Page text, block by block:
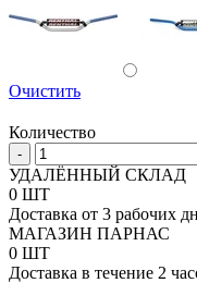
Очистить
Количество
-
Количество
товара
Руль
7-
8
Renthal
Enduro
УДАЛЁННЫЙ СКЛАД
0 ШТ
Доставка от 3 рабочих
МАГАЗИН ПАРНАС
0 ШТ
Доставка в течение 2